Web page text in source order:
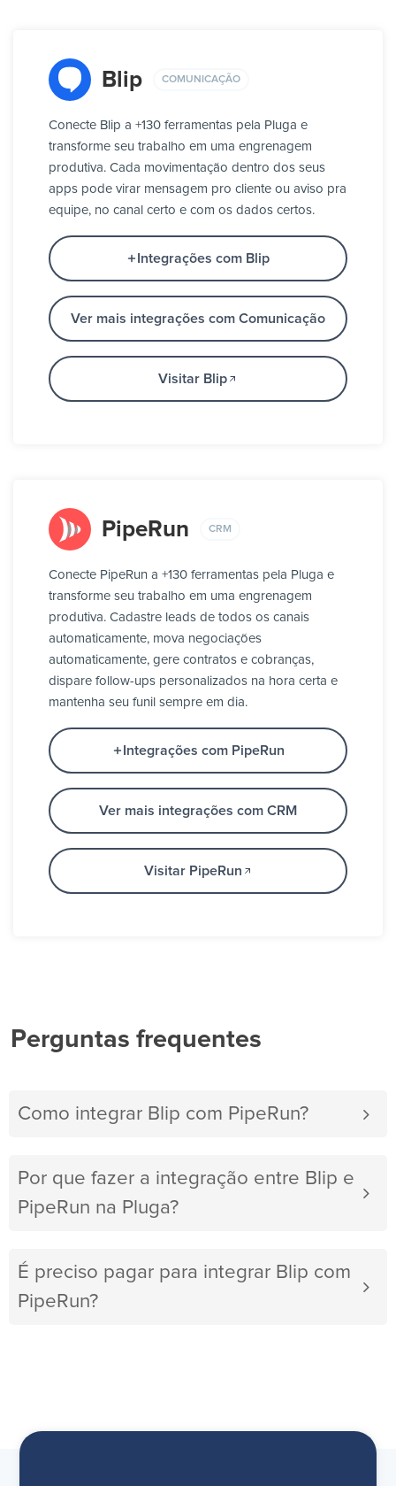
Blip COMUNICAÇÃO
Conecte Blip a +130 ferramentas pela Pluga e
transforme seu trabalho em uma engrenagem
produtiva. Cada movimentação dentro dos seus
apps pode virar mensagem pro cliente ou aviso pra
equipe, no canal certo e com os dados certos.
Integrações com Blip
Ver mais integrações com Comunicação
Visitar Blip
PipeRun CRM
Conecte PipeRun a +130 ferramentas pela Pluga e
transforme seu trabalho em uma engrenagem
produtiva. Cadastre leads de todos os canais
automaticamente, mova negociações
automaticamente, gere contratos e cobranças,
dispare follow-ups personalizados na hora certa e
mantenha seu funil sempre em dia.
Integrações com PipeRun
Ver mais integrações com CRM
Visitar PipeRun
Perguntas frequentes
Como integrar Blip com PipeRun?
Por que fazer a integração entre Blip e
PipeRun na Pluga?
É preciso pagar para integrar Blip com
PipeRun?